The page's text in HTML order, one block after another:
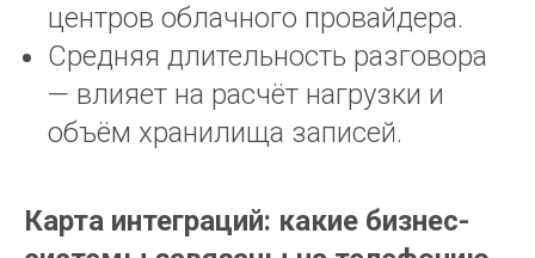
центров облачного провайдера.
Средняя длительность разговора
— влияет на расчёт нагрузки и
объём хранилища записей.
Карта интеграций: какие бизнес-